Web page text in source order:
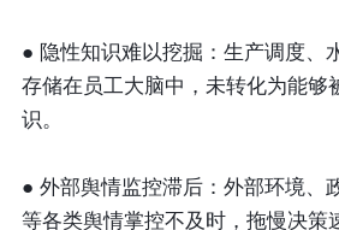
● 隐性知识难以挖掘： 生产调度、
存储在员工大脑中，未转化为能够
识。
● 外部舆情监控滞后： 外部环境、
等各类舆情掌控不及时，拖慢决策